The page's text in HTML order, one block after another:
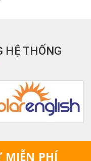
HỆ THỐNG
MIỄN PHÍ